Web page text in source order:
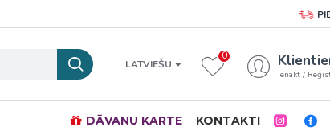
LATVIEŠU
0
Ienākt /
DĀVANU KARTE KONTAKTI